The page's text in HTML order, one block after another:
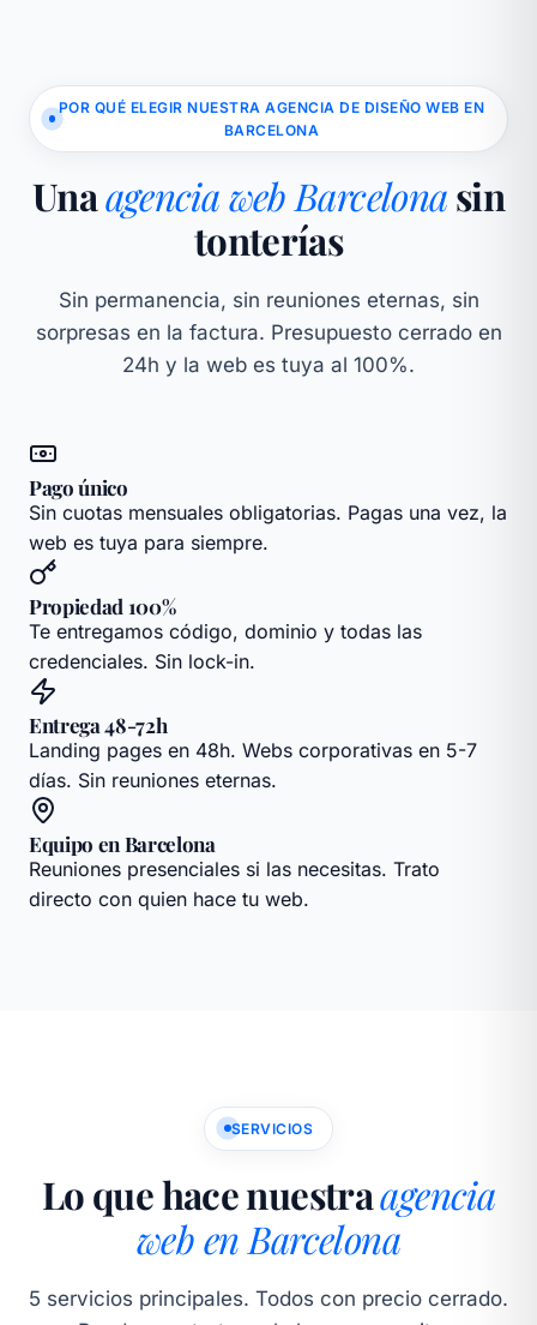
POR QUÉ ELEGIR NUESTRA AGENCIA DE DISEÑO WEB EN
BARCELONA
Unaagencia web Barcelonasin
tonterías
Sin permanencia, sin reuniones eternas, sin
sorpresas en la factura. Presupuesto cerrado en
24h y la web es tuya al 100%.
Pago único
Sin cuotas mensuales obligatorias. Pagas una vez, la
web es tuya para siempre.
Propiedad 100%
Te entregamos código, dominio y todas las
credenciales. Sin lock-in.
Entrega 48-72h
Landing pages en 48h. Webs corporativas en 5-7
días. Sin reuniones eternas.
Equipo en Barcelona
Reuniones presenciales si las necesitas. Trato
directo con quien hace tu web.
SERVICIOS
Lo que hace nuestraagencia
web en Barcelona
5 servicios principales. Todos con precio cerrado.